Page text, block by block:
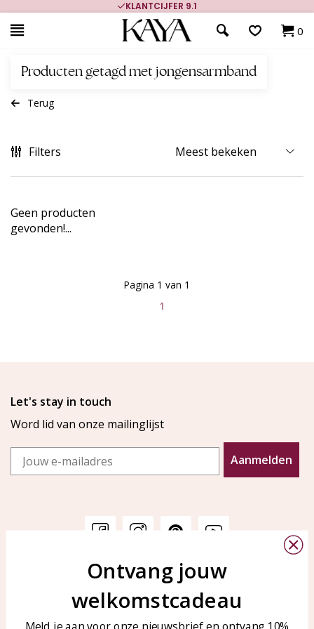
KLANTCIJFER 9.1
0
Producten getagd met jongensarmband
Terug
Filters
Geen producten
gevonden!...
1
Pagina 1 van 1
Let's stay in touch
Word lid van onze mailinglijst
Email
Aanmelden
Veelgestelde vragen
Sieraden onderhouden
KAYA Sieraden
Bellen of WhatsApp Ma-Vr
tussen 09:00-17:00
Ontvang jouw
welkomstcadeau
Meld je aan voor onze nieuwsbrief en ontvang 10%